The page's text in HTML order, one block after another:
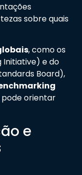
sobre quais
, como os
Initiative) e do
Board),
orientar
e